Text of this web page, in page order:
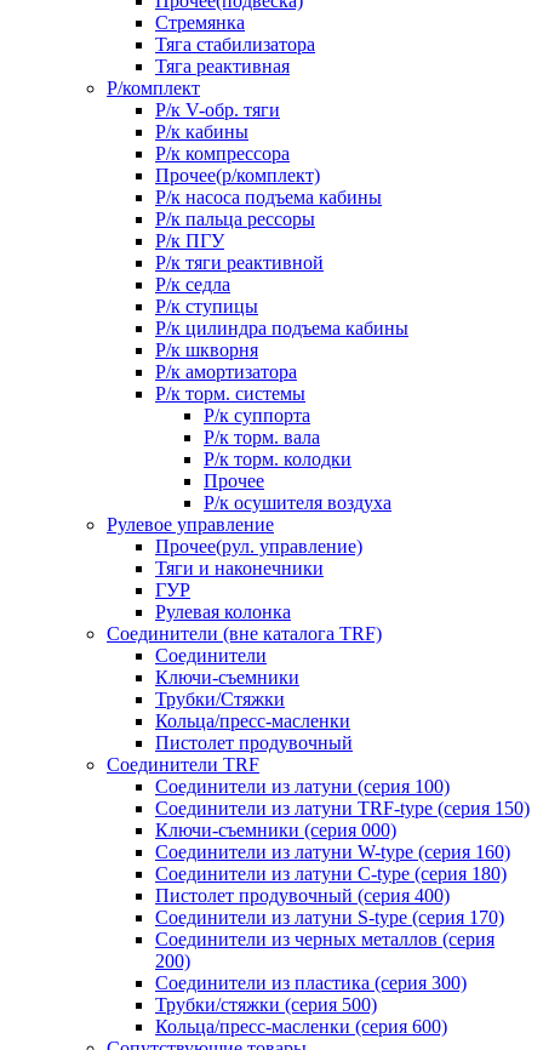
Стремянка
Тяга стабилизатора
Тяга реактивная
Р/комплект
Р/к V-обр. тяги
Р/к кабины
Р/к компрессора
Прочее(р/комплект)
Р/к насоса подъема кабины
Р/к пальца рессоры
Р/к ПГУ
Р/к тяги реактивной
Р/к седла
Р/к ступицы
Р/к цилиндра подъема кабины
Р/к шкворня
Р/к амортизатора
Р/к торм. системы
Р/к суппорта
Р/к торм. вала
Р/к торм. колодки
Прочее
Р/к осушителя воздуха
Рулевое управление
Прочее(рул. управление)
Тяги и наконечники
ГУР
Рулевая колонка
Соединители (вне каталога TRF)
Соединители
Ключи-cъемники
Трубки/Стяжки
Кольца/пресс-масленки
Пистолет продувочный
Соединители TRF
Соединители из латуни (серия 100)
Соединители из латуни TRF-type (серия 150)
Ключи-съемники (серия 000)
Соединители из латуни W-type (серия 160)
Соединители из латуни С-type (серия 180)
Пистолет продувочный (серия 400)
Соединители из латуни S-type (серия 170)
Соединители из черных металлов (серия
200)
Соединители из пластика (серия 300)
Трубки/стяжки (серия 500)
Кольца/пресс-масленки (серия 600)